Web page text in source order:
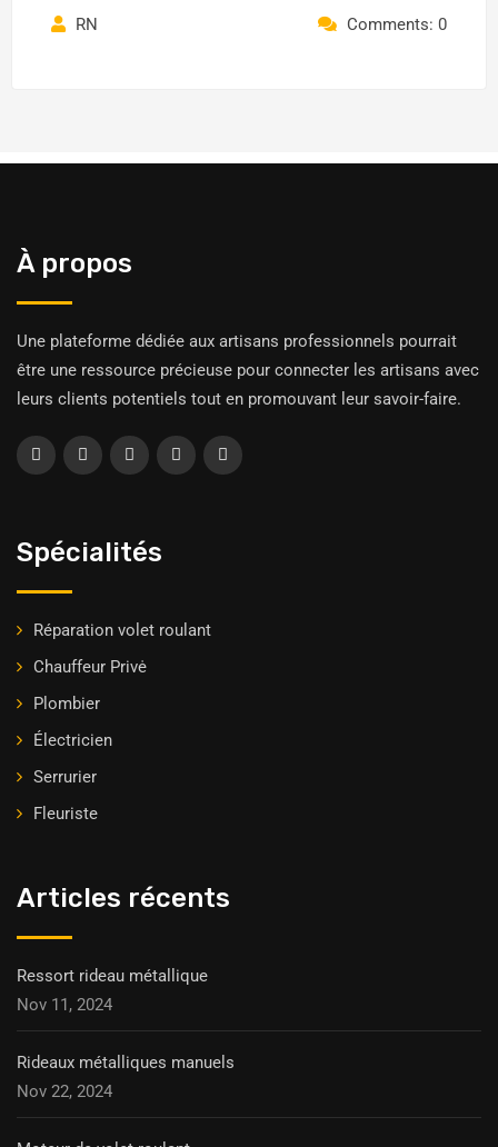
RN Comments: 0
À propos
Une plateforme dédiée aux artisans professionnels pourrait
être une ressource précieuse pour connecter les artisans avec
leurs clients potentiels tout en promouvant leur savoir-faire.
Spécialités
Réparation volet roulant
Chauffeur Privė
Plombier
Électricien
Serrurier
Fleuriste
Articles récents
Ressort rideau métallique
Nov 11, 2024
Rideaux métalliques manuels
Nov 22, 2024